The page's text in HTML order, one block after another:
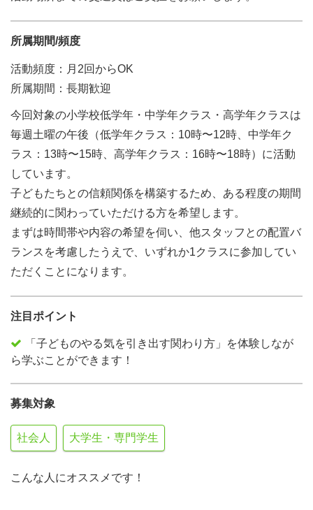
所属期間/頻度
活動頻度：月2回からOK
所属期間：長期歓迎
今回対象の小学校低学年・中学年クラス・高学年クラスは
毎週土曜の午後（低学年クラス：10時〜12時、中学年ク
ラス：13時〜15時、高学年クラス：16時〜18時）に活動
しています。
子どもたちとの信頼関係を構築するため、ある程度の期間
継続的に関わっていただける方を希望します。
まずは時間帯や内容の希望を伺い、他スタッフとの配置バ
ランスを考慮したうえで、いずれか1クラスに参加してい
ただくことになります。
注目ポイント
「子どものやる気を引き出す関わり方」を体験しなが
ら学ぶことができます！
募集対象
社会人 大学生・専門学生
こんな人にオススメです！